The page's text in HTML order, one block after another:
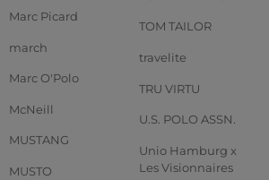
Marc Picard
march
Marc O'Polo
McNeill
MUSTANG
MUSTO
TOM TAILOR
travelite
TRU VIRTU
U.S. POLO ASSN.
Unio Hamburg x
Les Visionnaires